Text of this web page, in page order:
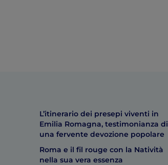
L’itinerario dei presepi viventi in
Emilia Romagna, testimonianza di
una fervente devozione popolare
Roma e il fil rouge con la Natività
nella sua vera essenza